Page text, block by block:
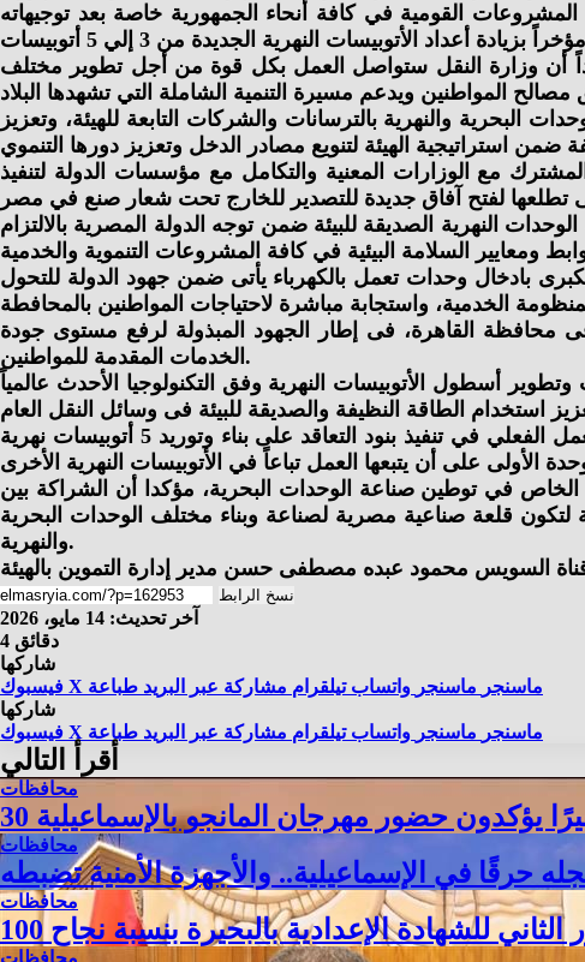
القومية في كافة أنحاء الجمهورية خاصة بعد توجيهاته
أن وزارة النقل ستواصل العمل بكل قوة من أجل تطوير مختلف
والنهرية بالترسانات والشركات التابعة للهيئة، وتعزيز
مع الوزارات المعنية والتكامل مع مؤسسات الدولة لتنفيذ
النهرية الصديقة للبيئة ضمن توجه الدولة المصرية بالالتزام
بادخال وحدات تعمل بالكهرباء يأتى ضمن جهود الدولة للتحول
محافظة القاهرة، فى إطار الجهود المبذولة لرفع مستوى جودة
الخدمات المقدمة للمواطنين.
أسطول الأتوبيسات النهرية وفق التكنولوجيا الأحدث عالمياً
من جهته، أوضح السيد مصطفى الدجيشي الرئيس التنفيذي لشركة قناة السويس للقوارب الحديثة أن الشركة بدأت العمل الفعلي في تنفيذ بنود التعاقد على بناء وتوريد 5 أتوبيسات نهرية
في توطين صناعة الوحدات البحرية، مؤكدا أن الشراكة بين
قلعة صناعية مصرية لصناعة وبناء مختلف الوحدات البحرية
والنهرية.
نسخ الرابط
آخر تحديث: 14 مايو، 2026
4 دقائق
شاركها
فيسبوك X ماسنجر ماسنجر واتساب تيلقرام مشاركة عبر البريد طباعة
شاركها
فيسبوك X ماسنجر ماسنجر واتساب تيلقرام مشاركة عبر البريد طباعة
أقرأ التالي
محافظات
يؤكدون حضور مهرجان المانجو بالإسماعيلية
محافظات
حرقًا في الإسماعيلية.. والأجهزة الأمنية تضبطه
محافظات
محافظات